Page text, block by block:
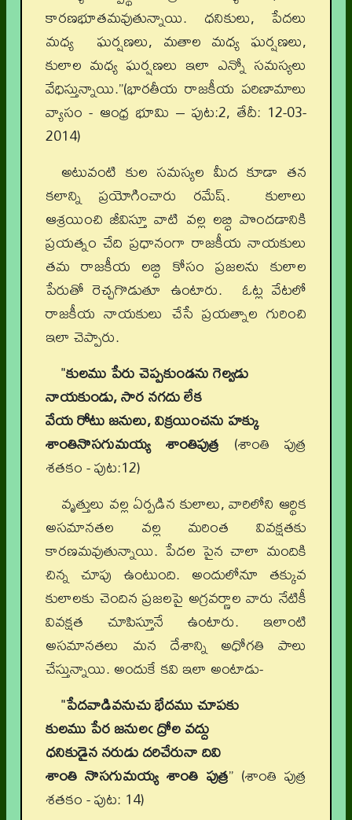
కారణభూతమవుతున్నాయి. ధనికులు, పేదలు
మధ్య ఘర్షణలు, మతాల మధ్య ఘర్షణలు,
కులాల మధ్య ఘర్షణలు ఇలా ఎన్నో సమస్యలు
వేధిస్తున్నాయి.”(భారతీయ రాజకీయ పరిణామాలు
వ్యాసం - ఆంధ్ర భూమి – పుట:2, తేదీ: 12-03-
2014)
అటువంటి కుల సమస్యల మీద కూడా తన
కలాన్ని ప్రయోగించారు రమేష్. కులాలు
ఆశ్రయించి జీవిస్తూ వాటి వల్ల లబ్ధి పొందడానికి
ప్రయత్నం చేది ప్రధానంగా రాజకీయ నాయకులు
తమ రాజకీయ లబ్ధి కోసం ప్రజలను కులాల
పేరుతో రెచ్చగొడుతూ ఉంటారు. ఓట్ల వేటలో
రాజకీయ నాయకులు చేసే ప్రయత్నాల గురించి
ఇలా చెప్పారు.
"కులము పేరు చెప్పకుండను గెల్వడు
నాయకుండు, సార నగదు లేక
వేయ రోటు జనులు, విక్రయించను హక్కు
శాంతినొసగుమయ్య శాంతిపుత్ర (శాంతి పుత్ర
శతకం - పుట:12)
వృత్తులు వల్ల ఏర్పడిన కులాలు, వారిలోని ఆర్థిక
అసమానతల వల్ల మరింత వివక్షతకు
కారణమవుతున్నాయి. పేదల పైన చాలా మందికి
చిన్న చూపు ఉంటుంది. అందులోనూ తక్కువ
కులాలకు చెందిన ప్రజలపై అగ్రవర్ణాల వారు నేటికీ
వివక్షత చూపిస్తూనే ఉంటారు. ఇలాంటి
అసమానతలు మన దేశాన్ని అధోగతి పాలు
చేస్తున్నాయి. అందుకే కవి ఇలా అంటాడు-
"పేదవాడివనుచు భేదము చూపకు
కులము పేర జనులఁ ద్రోల వద్దు
ధనికుడైన నరుడు దరిచేరునా దివి
శాంతి నొసగుమయ్య శాంతి పుత్ర” (శాంతి పుత్ర
శతకం - పుట: 14)